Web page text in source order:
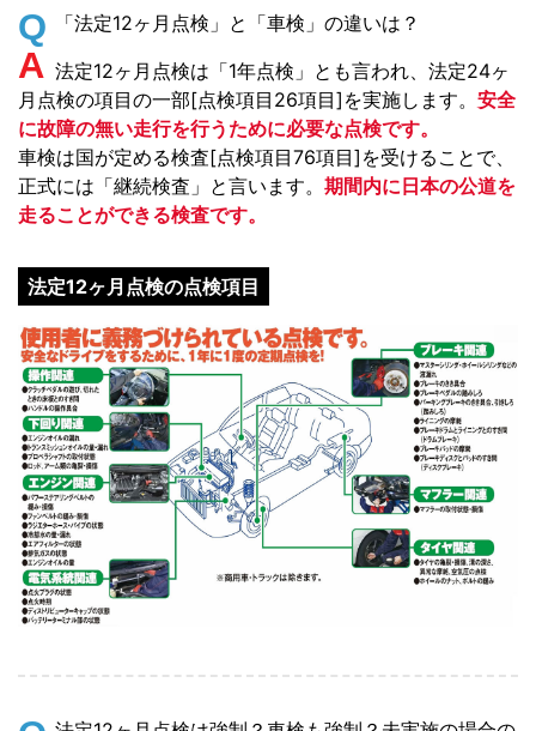
Q 「法定12ヶ月点検」と「車検」の違いは？
A 法定12ヶ月点検は「1年点検」とも言われ、法定24ヶ
月点検の項目の一部[点検項目26項目]を実施します。 安全
に故障の無い走行を行うために必要な点検です。
車検は国が定める検査[点検項目76項目]を受けることで、
正式には「継続検査」と言います。 期間内に日本の公道を
走ることができる検査です。
法定12ヶ月点検の点検項目